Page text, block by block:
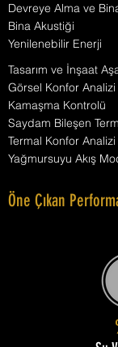
Devreye Alma ve
Bina Akustiği
Yenilenebilir Enerji
Tasarım ve İnşaat
Görsel Konfor Analizi
Kamaşma Kontrolü
Saydam Bileşen
Termal Konfor Analizi
Yağmursuyu Akış
Öne Çıkan